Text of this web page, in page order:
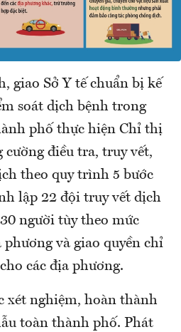
giao Sở Y tế chuẩn bị kế
soát dịch bệnh trong
phố thực hiện Chỉ thị
cường điều tra, truy vết,
theo quy trình 5 bước
lập 22 đội truy vết dịch
người tùy theo mức
phương và giao quyền chỉ
các địa phương.
xét nghiệm, hoàn thành
toàn thành phố. Phát